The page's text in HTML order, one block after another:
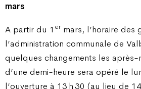
mars
A partir du 1 er mars, l’horaire des
l’administration communale de
quelques changements les après-
d’une demi-heure sera opéré le
l’ouverture à 13 h 30 (au lieu de